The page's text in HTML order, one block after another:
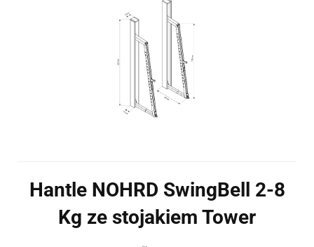
Hantle NOHRD SwingBell 2-8
Kg ze stojakiem Tower